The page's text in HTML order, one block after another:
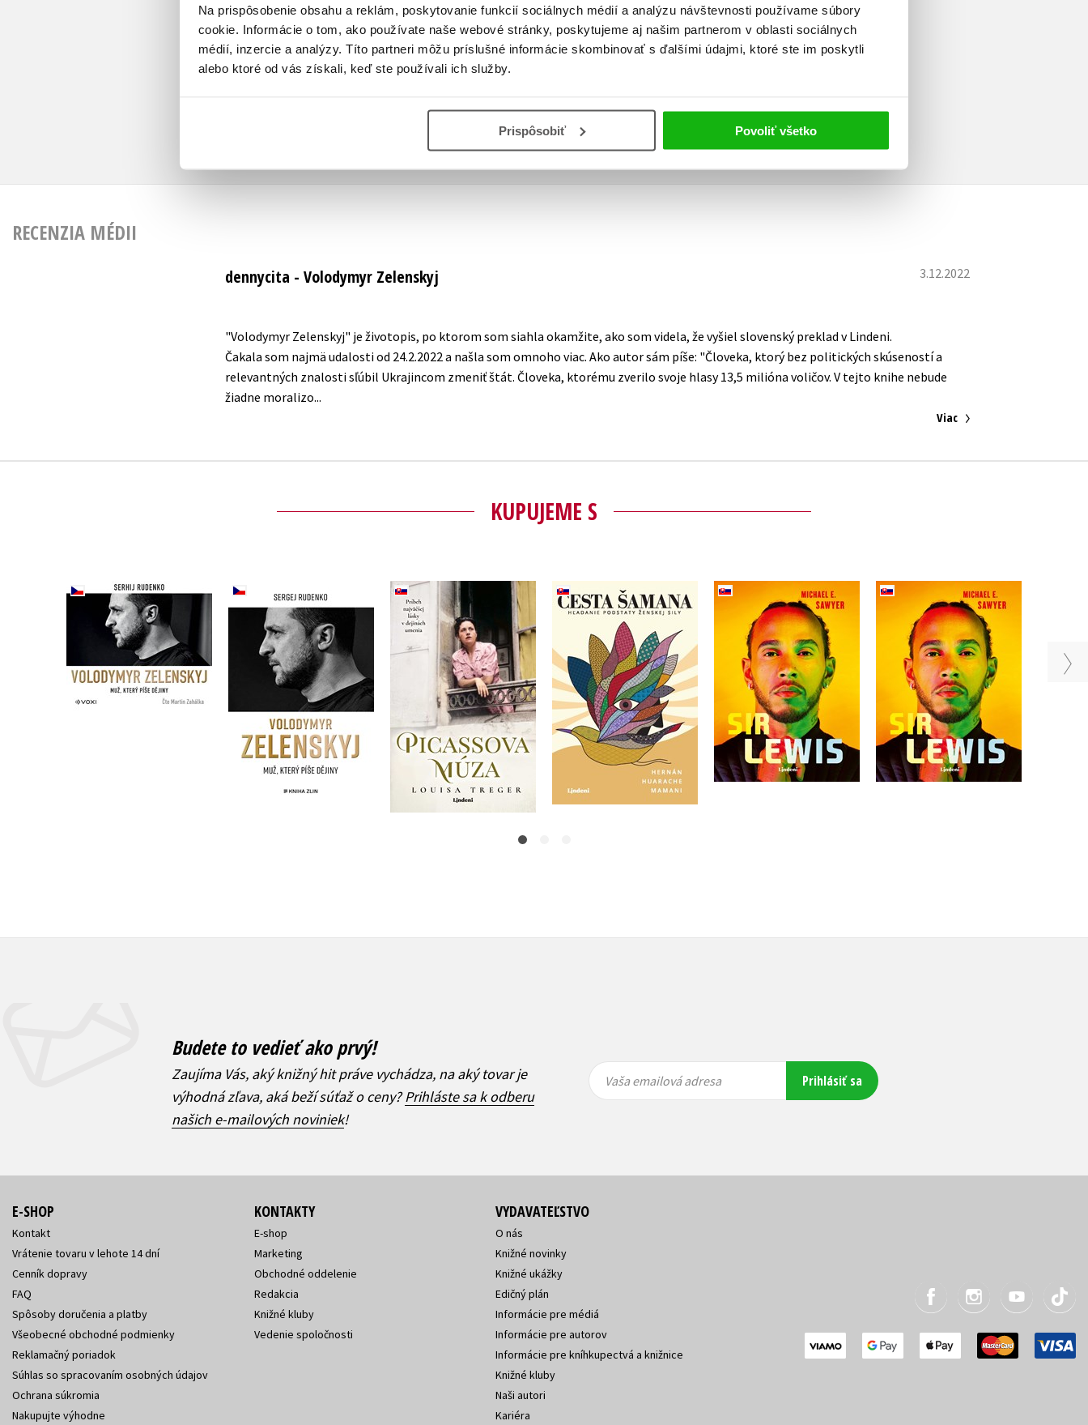
Na prispôsobenie obsahu a reklám, poskytovanie funkcií sociálnych médií a analýzu návštevnosti používame súbory
cookie. Informácie o tom, ako používate naše webové stránky, poskytujeme aj našim partnerom v oblasti sociálnych
médií, inzercie a analýzy. Títo partneri môžu príslušné informácie skombinovať s ďalšími údajmi, ktoré ste im poskytli
alebo ktoré od vás získali, keď ste používali ich služby.
Prispôsobiť Povoliť všetko
Zobraziť profil autora
RECENZIA MÉDII
dennycita - Volodymyr Zelenskyj 3.12.2022
"Volodymyr Zelenskyj" je životopis, po ktorom som siahla okamžite, ako som videla, že vyšiel slovenský preklad v Lindeni.
Čakala som najmä udalosti od 24.2.2022 a našla som omnoho viac. Ako autor sám píše: "Človeka, ktorý bez politických skúseností a
relevantných znalosti sľúbil Ukrajincom zmeniť štát. Človeka, ktorému zverilo svoje hlasy 13,5 milióna voličov. V tejto knihe nebude
Viac
KUPUJEME S
Volodymyr Zelenskyj
(audiokniha)
Sergej Rudenko
Volodymyr Zelenskyj
Sergej Rudenko
Do košíka
14,02 €
Picassova múza
Louisa Treger
Do košíka
19,47 €
Cesta šamana
Hernán Huarache Mamani
Do košíka
20,32 €
Sir Lewis (2. akosť)
Michael E. Sawyer
Do košíka
12,45 €
Sir Lewis
Michael E. Sawyer
Do košíka
21,17 €
Budete to vedieť ako prvý!
Zaujíma Vás, aký knižný hit práve vychádza, na aký tovar je
výhodná zľava, aká beží súťaž o ceny?Prihláste sa k odberu
našich e-mailových noviniek!
emailová
emailová
Vaša emailová adresa Prihlásiť sa
E-SHOP
Kontakt
Vrátenie tovaru v lehote 14 dní
Cenník dopravy
FAQ
Spôsoby doručenia a platby
Všeobecné obchodné podmienky
Reklamačný poriadok
Súhlas so spracovaním osobných údajov
Ochrana súkromia
Nakupujte výhodne
KONTAKTY
E-shop
Marketing
Obchodné oddelenie
Redakcia
Knižné kluby
Vedenie spoločnosti
VYDAVATEĽSTVO
O nás
Knižné novinky
Knižné ukážky
Edičný plán
Informácie pre médiá
Informácie pre autorov
Informácie pre kníhkupectvá a knižnice
Knižné kluby
Naši autori
Kariéra